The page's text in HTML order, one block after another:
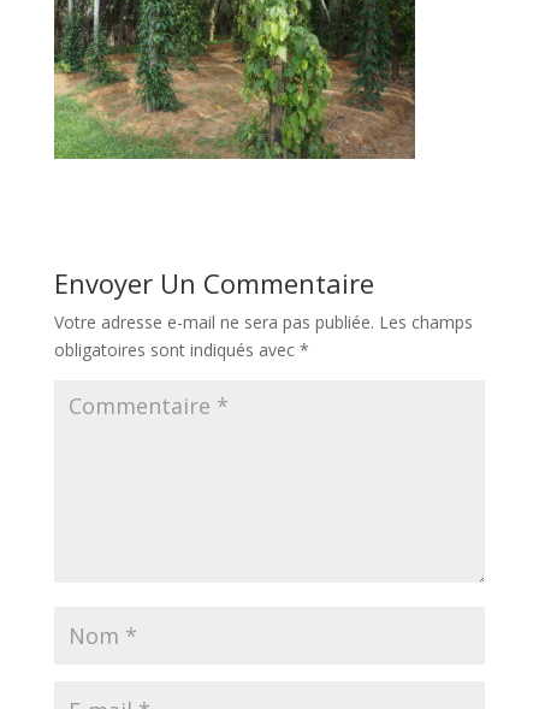
Envoyer Un Commentaire
Votre adresse e-mail ne sera pas publiée. Les champs
obligatoires sont indiqués avec *